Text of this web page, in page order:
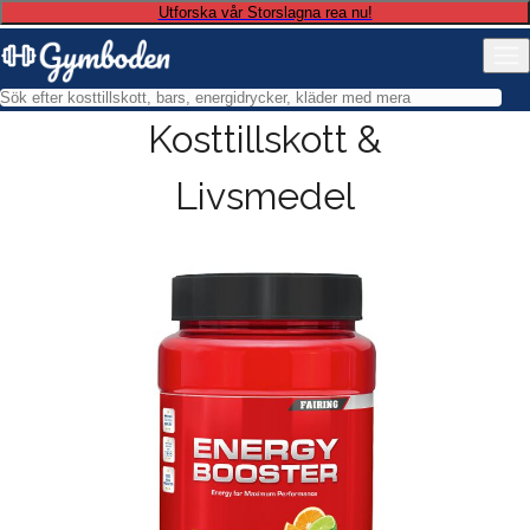
Utforska vår Storslagna rea nu!
Kosttillskott &
Livsmedel